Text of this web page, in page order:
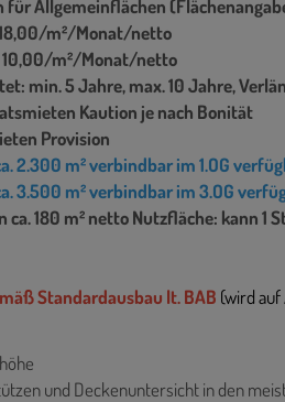
für Allgemeinflächen
m²/Monat/netto
10,00/m²/Monat/netto
min. 5 Jahre, max. 10 Jahre,
Kaution je nach Bonität
Provision
2.300 m² verbindbar im 1.OG
3.500 m² verbindbar im 3.OG
ca. 180 m² netto Nutzfläche: kann 1
Standardausbau lt. BAB (wird
und Deckenuntersicht in den